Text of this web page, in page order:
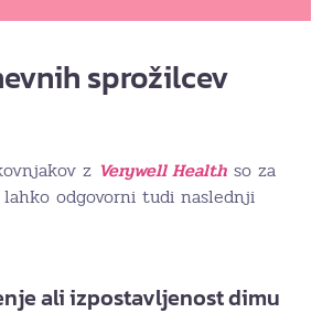
sprožilcev
z Verywell Health so za
odgovorni tudi naslednji
ali izpostavljenost dimu